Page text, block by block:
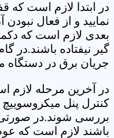
در ابتدا لازم است که
نمایید و از فعال
بعدی لازم است که
گیر نیفتاده باشند.در
جریان برق در دستگاه
در آخرین مرحله لازم
کنترل پنل
بررسی شوند.در
باشند لازم است که